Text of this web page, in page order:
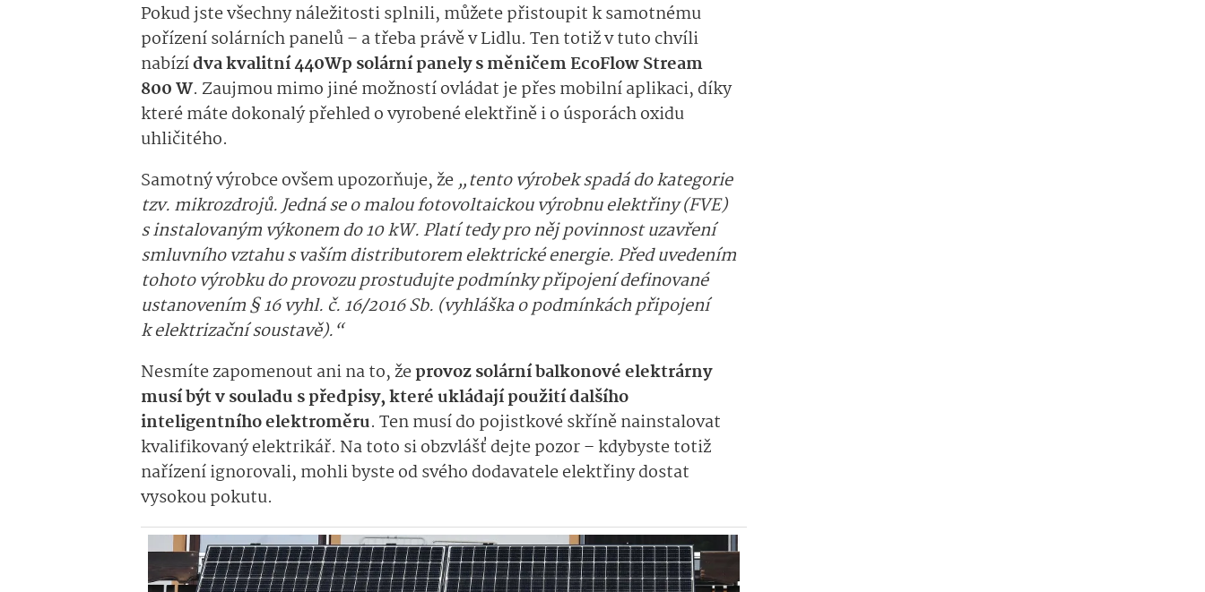
Pokud jste všechny náležitosti splnili, můžete přistoupit k samotnému
pořízení solárních panelů – a třeba právě v Lidlu. Ten totiž v tuto chvíli
nabízídva kvalitní 440Wp solární panely s měničem EcoFlow Stream
800 W. Zaujmou mimo jiné možností ovládat je přes mobilní aplikaci, díky
které máte dokonalý přehled o vyrobené elektřině i o úsporách oxidu
uhličitého.
Samotný výrobce ovšem upozorňuje, že„tento výrobek spadá do kategorie
tzv. mikrozdrojů. Jedná se o malou fotovoltaickou výrobnu elektřiny (FVE)
s instalovaným výkonem do 10 kW. Platí tedy pro něj povinnost uzavření
smluvního vztahu s vaším distributorem elektrické energie. Před uvedením
tohoto výrobku do provozu prostudujte podmínky připojení definované
ustanovením § 16 vyhl. č. 16/2016 Sb. (vyhláška o podmínkách připojení
k elektrizační soustavě).“
Nesmíte zapomenout ani na to, žeprovoz solární balkonové elektrárny
musí být v souladu s předpisy, které ukládají použití dalšího
inteligentního elektroměru. Ten musí do pojistkové skříně nainstalovat
kvalifikovaný elektrikář. Na toto si obzvlášť dejte pozor – kdybyste totiž
nařízení ignorovali, mohli byste od svého dodavatele elektřiny dostat
vysokou pokutu.